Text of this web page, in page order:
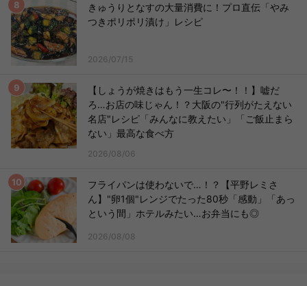
きゅうりとなすの大量消費に！プロ直伝「やみ
つきポリポリ漬け」レシピ
2026/07/15
【しょうが焼きはもう一生コレ〜！！】嘘だ
ろ…お店の味じゃん！？大阪の"行列がたえない
名店"レシピ「みんなに教えたい」「ご飯止まら
ない」最高な食べ方
2026/08/06
フライパンは使わないで…！？【平野レミさ
ん】"卵1個"レンジでたった80秒「感動」「あっ
という間」ホテルみたい…お弁当にも◎
2026/08/08